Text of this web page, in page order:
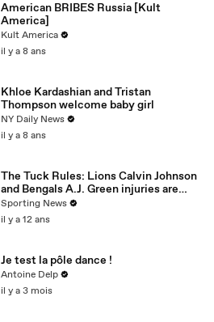
American BRIBES Russia [Kult
America]
Kult America
il y a 8 ans
Khloe Kardashian and Tristan
Thompson welcome baby girl
NY Daily News
il y a 8 ans
The Tuck Rules: Lions Calvin Johnson
and Bengals A.J. Green injuries are
significant
Sporting News
il y a 12 ans
Je test la pôle dance !
Antoine Delp
il y a 3 mois